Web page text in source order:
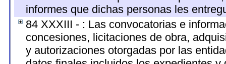
informes que dichas personas les
84 XXXIII - : Las convocatorias e
concesiones, licitaciones de obra,
y autorizaciones otorgadas por las